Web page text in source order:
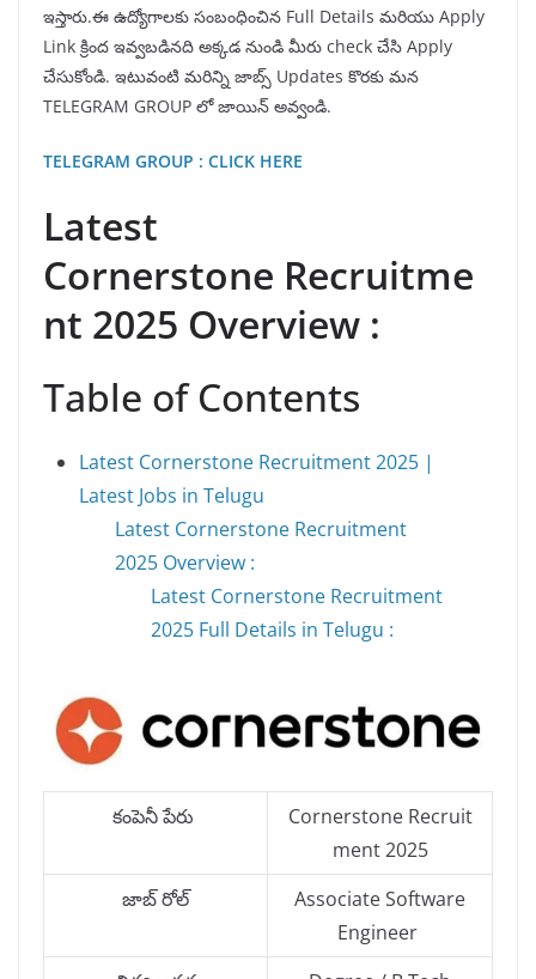
ఇస్తారు.ఈ ఉద్యోగాలకు సంబంధించిన Full Details మరియు Apply
Link క్రింద ఇవ్వబడినది అక్కడ నుండి మీరు check చేసి Apply
చేసుకోండి. ఇటువంటి మరిన్ని జాబ్స్ Updates కొరకు మన
TELEGRAM GROUP లో జాయిన్ అవ్వండి.
TELEGRAM GROUP : CLICK HERE
Latest
Cornerstone Recruitme
nt 2025 Overview :
Table of Contents
Latest Cornerstone Recruitment 2025 |
Latest Jobs in Telugu
Latest Cornerstone Recruitment
2025 Overview :
Latest Cornerstone Recruitment
2025 Full Details in Telugu :
కంపెనీ పేరు
Cornerstone Recruit
ment 2025
జాబ్ రోల్
Associate Software
Engineer